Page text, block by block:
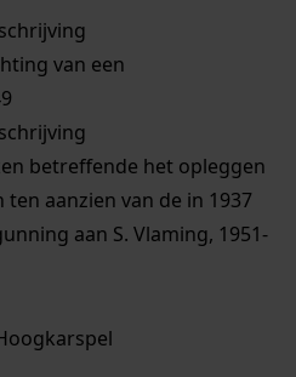
van een
betreffende het opleggen
aanzien van de in 1937
aan S. Vlaming, 1951-